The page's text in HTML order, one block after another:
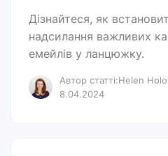
Дізнайтеся, як
надсилання важливих
емейлів у ланцюжку.
Автор статті:Helen
8.04.2024